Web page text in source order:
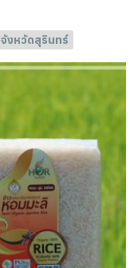
จังหวัดสุรินทร์